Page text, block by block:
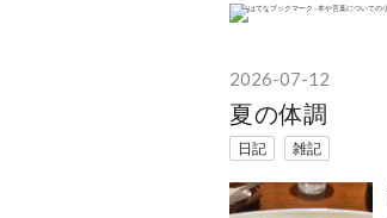
2026-07-12
夏の体調
日記 雑記